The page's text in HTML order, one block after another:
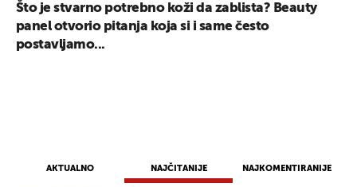
AKTUALNO NAJČITANIJE NAJKOMENTIRANIJE
Što je stvarno potrebno koži da zablista? Beauty
panel otvorio pitanja koja si i same često
postavljamo...